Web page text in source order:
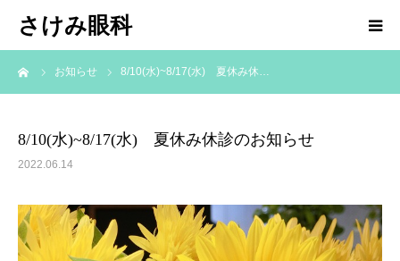
さけみ眼科
お知らせ 8/10(水)~8/17(水) 夏休み休…
8/10(水)~8/17(水) 夏休み休診のお知らせ
2022.06.14
ホーム
アクセス